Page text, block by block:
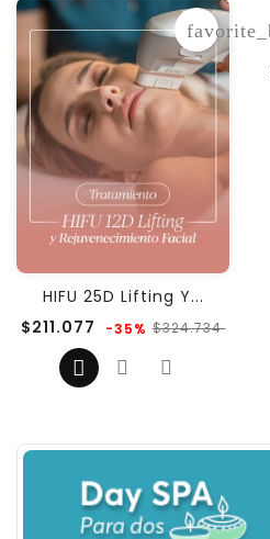
HIFU 25D Lifting Y...
$211.077 Precio
-35% $324.734